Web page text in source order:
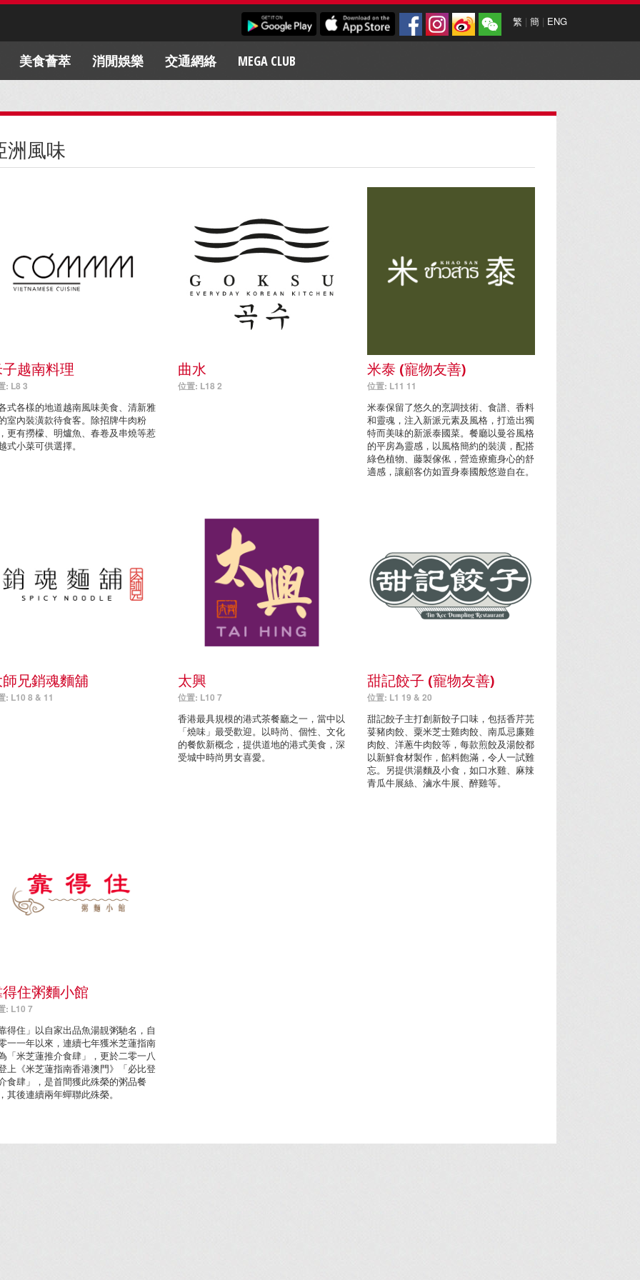
繁 | 簡 | ENG
美食薈萃 消閒娛樂 交通網絡 MEGA CLUB
洲風味
越南料理
: L8 3
式各樣的地道越南風味美食、清新雅
室內裝潢款待食客。除招牌牛肉粉
更有撈檬、明爐魚、春卷及串燒等惹
式小菜可供選擇。
曲水
位置: L18 2
米泰 (寵物友善)
位置: L11 11
米泰保留了悠久的烹調技術、食譜、香料
和靈魂，注入新派元素及風格，打造出獨
特而美味的新派泰國菜。餐廳以曼谷風格
的平房為靈感，以風格簡約的裝潢，配搭
綠色植物、藤製傢俬，營造療癒身心的舒
適感，讓顧客仿如置身泰國般悠遊自在。
兄銷魂麵舖
: L10 8 & 11
太興
位置: L10 7
香港最具規模的港式茶餐廳之一，當中以
「燒味」最受歡迎。以時尚、個性、文化
的餐飲新概念，提供道地的港式美食，深
受城中時尚男女喜愛。
甜記餃子 (寵物友善)
位置: L1 19 & 20
甜記餃子主打創新餃子口味，包括香芹芫
荽豬肉餃、粟米芝士雞肉餃、南瓜忌廉雞
肉餃、洋蔥牛肉餃等，每款煎餃及湯餃都
以新鮮食材製作，餡料飽滿，令人一試難
忘。另提供湯麵及小食，如口水雞、麻辣
青瓜牛展絲、滷水牛展、醉雞等。
住粥麵小館
: L10 7
得住」以自家出品魚湯靚粥馳名，自
一一年以來，連續七年獲米芝蓮指南
「米芝蓮推介食肆」，更於二零一八
上《米芝蓮指南香港澳門》「必比登
食肆」，是首間獲此殊榮的粥品餐
其後連續兩年蟬聯此殊榮。